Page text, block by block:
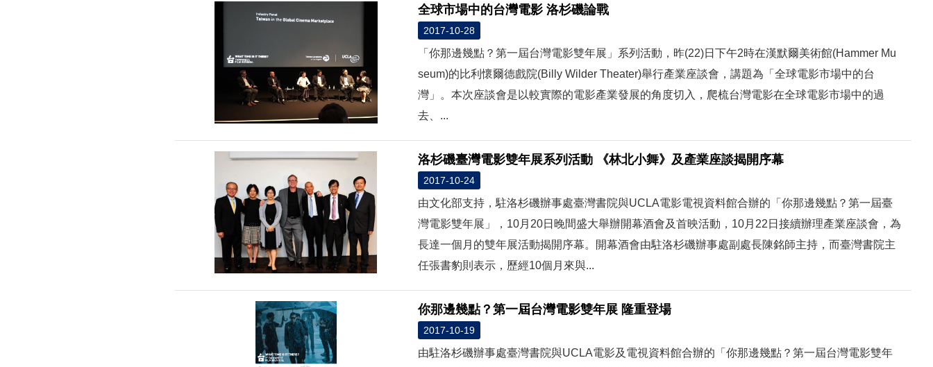
全球市場中的台灣電影 洛杉磯論戰
2017-10-28
「你那邊幾點？第一屆台灣電影雙年展」系列活動，昨(22)日下午2時在漢默爾美術館(Hammer Mu
seum)的比利懷爾德戲院(Billy Wilder Theater)舉行產業座談會，講題為「全球電影市場中的台
灣」。本次座談會是以較實際的電影產業發展的角度切入，爬梳台灣電影在全球電影市場中的過
去、...
洛杉磯臺灣電影雙年展系列活動 《林北小舞》及產業座談揭開序幕
2017-10-24
由文化部支持，駐洛杉磯辦事處臺灣書院與UCLA電影電視資料館合辦的「你那邊幾點？第一屆臺
灣電影雙年展」，10月20日晚間盛大舉辦開幕酒會及首映活動，10月22日接續辦理產業座談會，為
長達一個月的雙年展活動揭開序幕。開幕酒會由駐洛杉磯辦事處副處長陳銘師主持，而臺灣書院主
任張書豹則表示，歷經10個月來與...
你那邊幾點？第一屆台灣電影雙年展 隆重登場
2017-10-19
由駐洛杉磯辦事處臺灣書院與UCLA電影及電視資料館合辦的「你那邊幾點？第一屆台灣電影雙年